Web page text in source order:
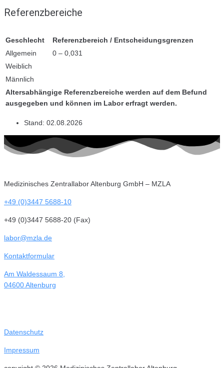
Referenzbereiche
Geschlecht Referenzbereich / Entscheidungsgrenzen
Altersabhängige Referenzbereiche werden auf dem Befund
ausgegeben und können im Labor erfragt werden.
Allgemein
0 – 0,031
Weiblich
Männlich
Stand: 02.08.2026
Medizinisches Zentrallabor Altenburg GmbH – MZLA
+49 (0)3447 5688-10
+49 (0)3447 5688-20 (Fax)
labor@mzla.de
Kontaktformular
Am Waldessaum 8,
04600 Altenburg
Datenschutz
Impressum